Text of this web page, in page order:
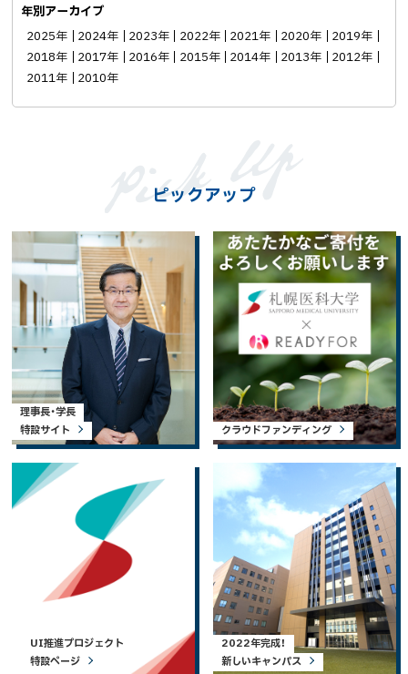
年別アーカイブ
2025年
2024年 2023年 2022年 2021年 2020年
2019年
2018年
2017年 2016年 2015年 2014年 2013年
2012年
2011年
2010年
ピックアップ
理事長・学長
特設サイト
クラウドファンディング
UI推進プロジェクト
特設ページ
2022年完成！
新しいキャンパス